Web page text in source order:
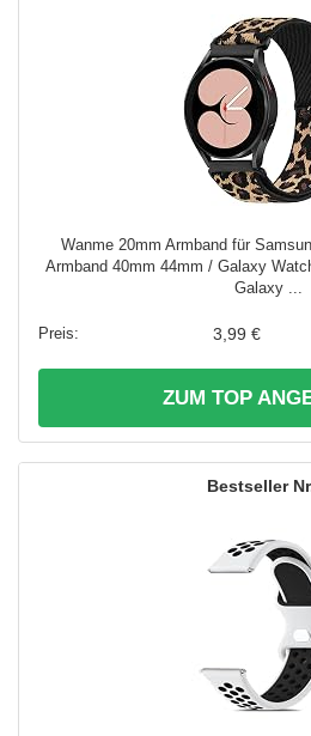
Wanme 20mm Armband für
Armband 40mm 44mm / Galaxy
Galaxy ...
3,99 €
ZUM TOP